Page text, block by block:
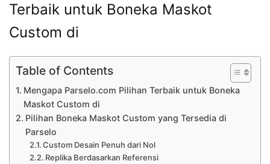
Terbaik untuk Boneka Maskot
Custom di
Table of Contents
Mengapa Parselo.com Pilihan Terbaik untuk Boneka
Maskot Custom di
Pilihan Boneka Maskot Custom yang Tersedia di
Parselo
Custom Desain Penuh dari Nol
Replika Berdasarkan Referensi